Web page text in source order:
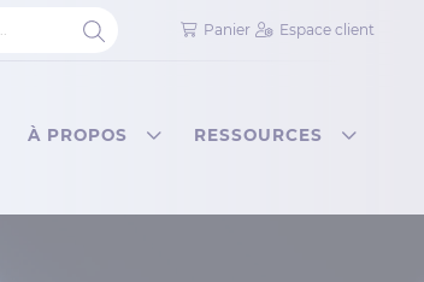
Panier Espace client
À PROPOS RESSOURCES